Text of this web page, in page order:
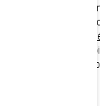
ne contient pas de
du conducteur. Si
dont vous avez
compter sur l’aide de